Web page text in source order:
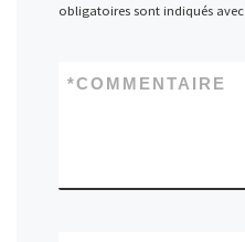
obligatoires sont indiqués avec
COMMENTAIRE
*